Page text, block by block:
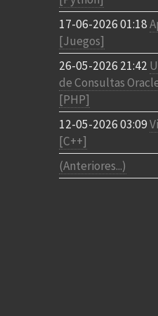
17-06-2026 01:18
[Juegos]
26-05-2026 21:42
de Consultas
[PHP]
12-05-2026 03:09
[C++]
(Anteriores...)